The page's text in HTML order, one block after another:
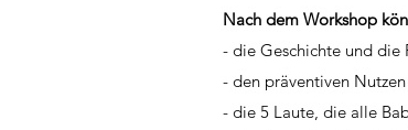
Nach dem Workshop
- die Geschichte und die
- den präventiven
- die 5 Laute, die alle